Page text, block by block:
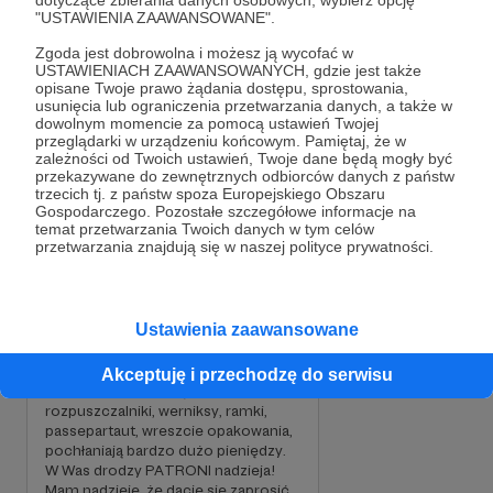
"USTAWIENIA ZAAWANSOWANE".
Zgoda jest dobrowolna i możesz ją wycofać w
USTAWIENIACH ZAAWANSOWANYCH, gdzie jest także
opisane Twoje prawo żądania dostępu, sprostowania,
usunięcia lub ograniczenia przetwarzania danych, a także w
dowolnym momencie za pomocą ustawień Twojej
przeglądarki w urządzeniu końcowym. Pamiętaj, że w
zależności od Twoich ustawień, Twoje dane będą mogły być
przekazywane do zewnętrznych odbiorców danych z państw
trzecich tj. z państw spoza Europejskiego Obszaru
Gospodarczego. Pozostałe szczegółowe informacje na
temat przetwarzania Twoich danych w tym celów
przetwarzania znajdują się w naszej polityce prywatności.
Ustawienia zaawansowane
Akceptuję i przechodzę do serwisu
którymi musiałem się zmierzyć. W 2018 roku
przeniosłem się do małej wsi niedaleko
Andrychowa i wiem, że znalazłem wreszcie swoje
miejsce na ziemi. Tu mogłem niemalże bez reszty
poświęcić się temu, co kocham i zawsze chciałem
robić.
Jestem samoukiem. Inspiracją moich prac, są
bardzo często sny. Na moich płótnach można
także dostrzec echa tego, co wydarzyło się w
moim życiu. Uwielbiam mroczne i surrealistyczne
tematy. Jednym z ulubionych tematów są drzewa.
Cele
malować, malować, malować! :)
1 000 zł
miesięcznie
990 zł
brakuje
1%
malować, malować i jeszcze raz
malować.
Chciałbym mieć czym i na czym.
rozpuszczalniki, werniksy, ramki,
passepartaut, wreszcie opakowania,
pochłaniają bardzo dużo pieniędzy.
W Was drodzy PATRONI nadzieja!